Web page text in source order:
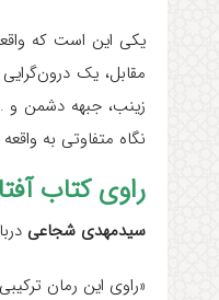
یکی این است که
مقابل، یک
زینب، جبهه دشمن و
نگاه متفاوتی به
راوی کتاب
سیدمهدی شجاعی
«راوی این رمان